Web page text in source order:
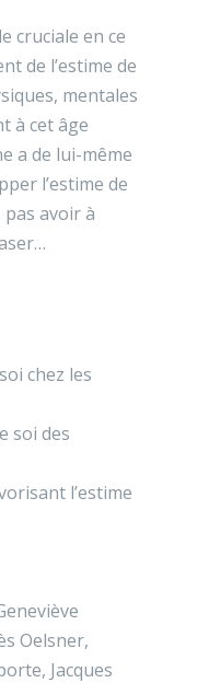
cruciale en ce
de l’estime de
mentales
à cet âge
a de lui-même
l’estime de
pas avoir à
chez les
soi des
l’estime
Oelsner,
Jacques